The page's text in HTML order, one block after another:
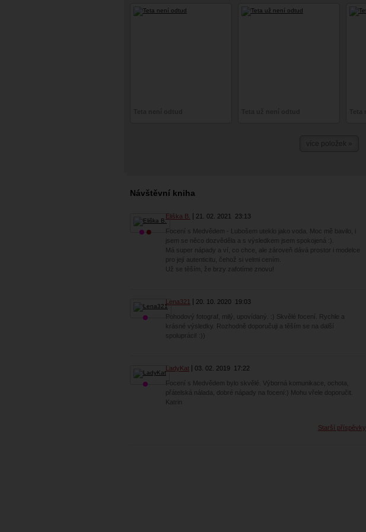
více položek »
Návštěvní kniha
Eliška B. 21. 02. 2021 23:13
Focení s Medvědem - Lubošem uteklo jako voda. Moc mě bavilo, i
jsem se něco dozvěděla a s výsledkem jsem spokojená :).
Má super nápady a ví, co chce, ale zároveň dává prostor i modelce
pro její autenticitu, čehož si velmi cením.
Už se těším, že brzy zafotíme znovu!
Lena321 20. 10. 2020 19:03
Pohodový fotograf, milý, upovídaný. :) Skvělé focení. Rychle a
krásné výsledky. Rozhodně doporučuji a těším se na další
spolupráci! :))
LadyKat 03. 02. 2019 17:22
Focení s Medvědem bylo skvělé. Výborná komunikace, ochota,
přátelská nálada, dobré nápady na focení:) Mohu vřele doporučit.
Katrin
Starší příspěvky